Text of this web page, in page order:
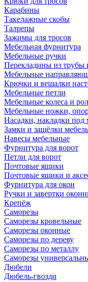
Карабины
Такелажные скобы
Талрепы
Зажимы для тросов
Мебельная фурнитура
Мебельные ручки
Перекладины из трубы
Мебельные
Крючки и вешалки
Мебельные петли
Мебельные колеса и
Мебельные ножки,
Насадки, накладки
Замки и защёлки
Навесы мебельные
Фурнитура для ворот
Петли для ворот
Почтовые ящики
Почтовые ящики и
Фурнитура для окон
Ручки и завертки
Крепёж
Саморезы
Саморезы кровельные
Саморезы оконные
Саморезы по дереву
Саморезы по металлу
Саморезы
Дюбели
Дюбель-гвозди